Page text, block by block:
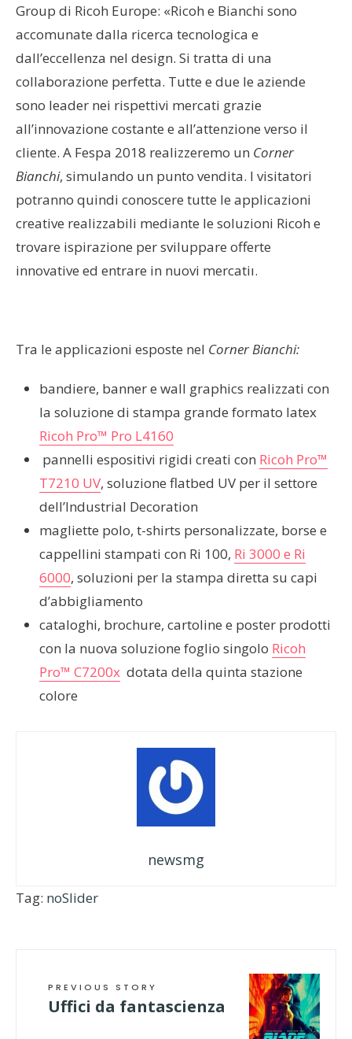
Group di Ricoh Europe: «Ricoh e Bianchi sono
accomunate dalla ricerca tecnologica e
dall’eccellenza nel design. Si tratta di una
collaborazione perfetta. Tutte e due le aziende
sono leader nei rispettivi mercati grazie
all’innovazione costante e all’attenzione verso il
cliente. A Fespa 2018 realizzeremo un Corner
Bianchi, simulando un punto vendita. I visitatori
potranno quindi conoscere tutte le applicazioni
creative realizzabili mediante le soluzioni Ricoh e
trovare ispirazione per sviluppare offerte
innovative ed entrare in nuovi mercatiı.
Tra le applicazioni esposte nel Corner Bianchi:
bandiere, banner e wall graphics realizzati con
la soluzione di stampa grande formato latex
Ricoh Pro™ Pro L4160
pannelli espositivi rigidi creati con Ricoh Pro™
T7210 UV, soluzione flatbed UV per il settore
dell’Industrial Decoration
magliette polo, t-shirts personalizzate, borse e
cappellini stampati con Ri 100, Ri 3000 e Ri
6000, soluzioni per la stampa diretta su capi
d’abbigliamento
cataloghi, brochure, cartoline e poster prodotti
con la nuova soluzione foglio singolo Ricoh
Pro™ C7200x dotata della quinta stazione
colore
newsmg
Tag: noSlider
PREVIOUS STORY
Uffici da fantascienza